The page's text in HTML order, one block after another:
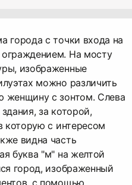
города с точки входа на
На мосту
изображенные
можно различить
женщину с зонтом. Слева
за которой,
которую с интересом
видна часть
буква "м" на желтой
город, изображенный